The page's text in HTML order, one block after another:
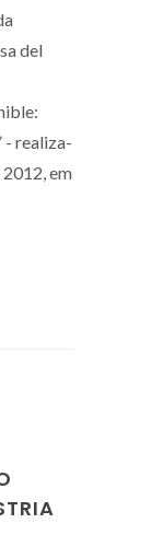
del
- realiza-
em